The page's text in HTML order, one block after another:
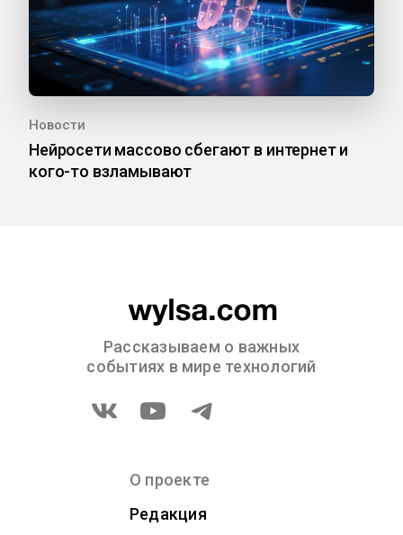
Новости
Нейросети массово сбегают в интернет и
кого-то взламывают
Рассказываем о важных
событиях в мире технологий
О проекте
Редакция